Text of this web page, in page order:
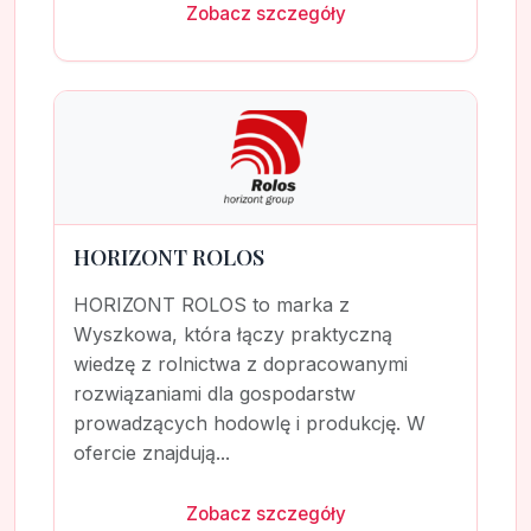
Zobacz szczegóły
HORIZONT ROLOS
HORIZONT ROLOS to marka z
Wyszkowa, która łączy praktyczną
wiedzę z rolnictwa z dopracowanymi
rozwiązaniami dla gospodarstw
prowadzących hodowlę i produkcję. W
ofercie znajdują...
Zobacz szczegóły